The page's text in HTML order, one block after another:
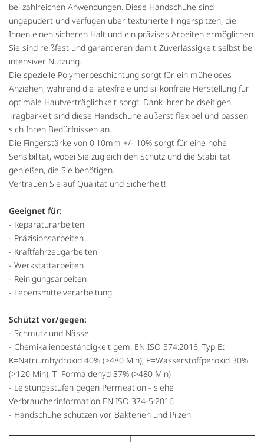
bei zahlreichen Anwendungen. Diese Handschuhe sind
ungepudert und verfügen über texturierte Fingerspitzen, die
Ihnen einen sicheren Halt und ein präzises Arbeiten ermöglichen.
Sie sind reißfest und garantieren damit Zuverlässigkeit selbst bei
intensiver Nutzung.
Die spezielle Polymerbeschichtung sorgt für ein müheloses
Anziehen, während die latexfreie und silikonfreie Herstellung für
optimale Hautverträglichkeit sorgt. Dank ihrer beidseitigen
Tragbarkeit sind diese Handschuhe äußerst flexibel und passen
sich Ihren Bedürfnissen an.
Die Fingerstärke von 0,10mm +/- 10% sorgt für eine hohe
Sensibilität, wobei Sie zugleich den Schutz und die Stabilität
genießen, die Sie benötigen.
Vertrauen Sie auf Qualität und Sicherheit!
Geeignet für:
- Reparaturarbeiten
- Präzisionsarbeiten
- Kraftfahrzeugarbeiten
- Werkstattarbeiten
- Reinigungsarbeiten
- Lebensmittelverarbeitung
Schützt vor/gegen:
- Schmutz und Nässe
- Chemikalienbeständigkeit gem. EN ISO 374:2016, Typ B:
K=Natriumhydroxid 40% (>480 Min), P=Wasserstoffperoxid 30%
(>120 Min), T=Formaldehyd 37% (>480 Min)
- Leistungsstufen gegen Permeation - siehe
Verbraucherinformation EN ISO 374-5:2016
- Handschuhe schützen vor Bakterien und Pilzen